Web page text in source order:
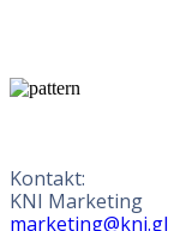
Kontakt:
KNI Marketing
marketing@kni.gl